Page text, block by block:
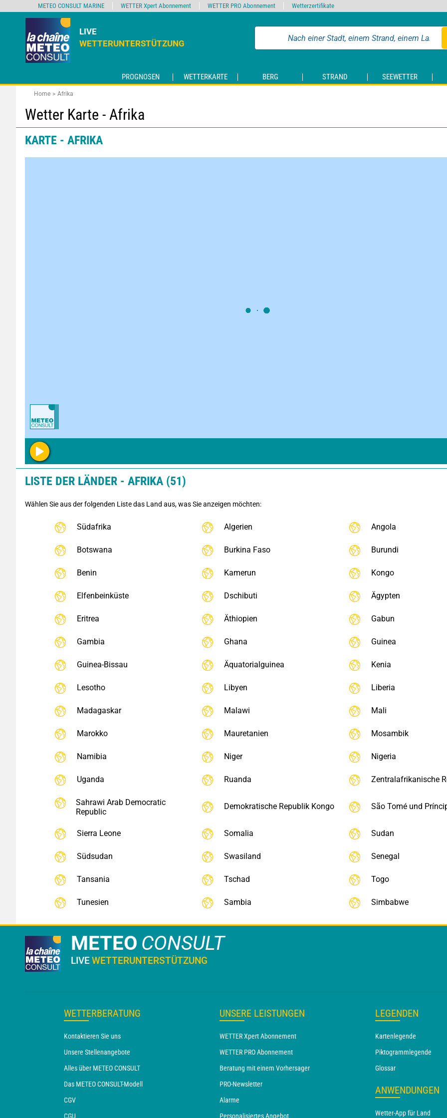
LIVE
WETTERUNTERSTÜTZUNG
PROGNOSEN WETTERKARTE BERG STRAND SEEWETTER
Home Afrika
Wetter Karte - Afrika
KARTE - AFRIKA
LISTE DER LÄNDER - AFRIKA (51)
Wählen Sie aus der folgenden Liste das Land aus, was Sie anzeigen möchten:
Südafrika Algerien Angola
Botswana Burkina Faso Burundi
Benin Kamerun Kongo
Elfenbeinküste Dschibuti Ägypten
Eritrea Äthiopien Gabun
Gambia Ghana Guinea
Guinea-Bissau Äquatorialguinea Kenia
Lesotho Libyen Liberia
Madagaskar Malawi Mali
Marokko Mauretanien Mosambik
Namibia Niger Nigeria
Uganda Ruanda Zentralafrikanische
Sahrawi Arab Democratic
Republic
Demokratische Republik Kongo São Tomé und
Sierra Leone Somalia Sudan
Südsudan Swasiland Senegal
Tansania Tschad Togo
Tunesien Sambia Simbabwe
METEO CONSULT
LIVEWETTERUNTERSTÜTZUNG
WETTERBERATUNG
Kontaktieren Sie uns
Unsere Stellenangebote
Alles über METEO CONSULT
Das METEO CONSULT-Modell
CGV
CGU
UNSERE LEISTUNGEN
WETTER Xpert Abonnement
WETTER PRO Abonnement
Beratung mit einem Vorhersager
PRO-Newsletter
Alarme
Personalisiertes Angebot
LEGENDEN
Kartenlegende
Piktogrammlegende
Glossar
ANWENDUNGEN
Wetter-App für Land
METEO CONSULT MARINE WETTER Xpert Abonnement WETTER PRO Abonnement Wetterzertifikate